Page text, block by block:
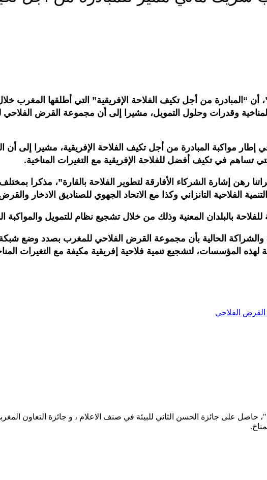
المناخية وقدرات وحلول التمويل، مشيرا إلى أن مجموعة القرض
إطار مواكبة المبادرة من أجل تكيف الفلاحة الإفريقية، مشيرا
تساهم في تكيف أفضل للفلاحة الإفريقية مع التغيرات المناخية.
رهن إشارة الشركاء الأفارقة لتطوير الفلاحة بالقارة”، مذكرا
التنمية الفلاحية التانزاني وكذا مع الاتحاد الجهوي للصناديق الادخار
بالبلدان المعنية وذلك من خلال تشجيع نظام للتمويل والمواكبة
الحالية بأن مجموعة القرض الفلاحي للمغرب بصدد وضع شبكة
لهذه المؤسسات، لتشجيع تنمية فلاحية إفريقية مكيفة مع التغيرات
القرض الفلاحي
حاصل على جائزة الحسن الثاني للبيئة في صنف الاعلام ، و جائزة التعاون